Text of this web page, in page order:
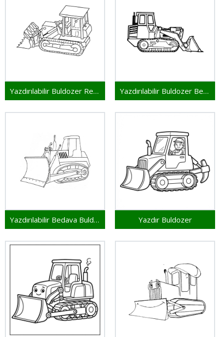
Yazdırılabilir Buldozer Resim Yazdırılabilir Buldozer Bedava
Yazdırılabilir Bedava Buldozer Yazdır Buldozer